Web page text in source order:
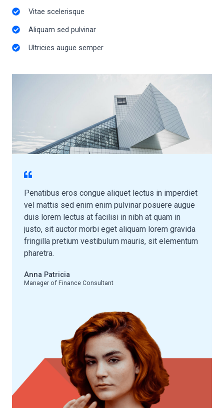
Vitae scelerisque
Aliquam sed pulvinar
Ultricies augue semper
Penatibus eros congue aliquet lectus in imperdiet
vel mattis sed enim enim pulvinar posuere augue
duis lorem lectus at facilisi in nibh at quam in
justo, sit auctor morbi eget aliquam lorem gravida
fringilla pretium vestibulum mauris, sit elementum
pharetra.​
Anna Patricia​
Manager of Finance Consultant